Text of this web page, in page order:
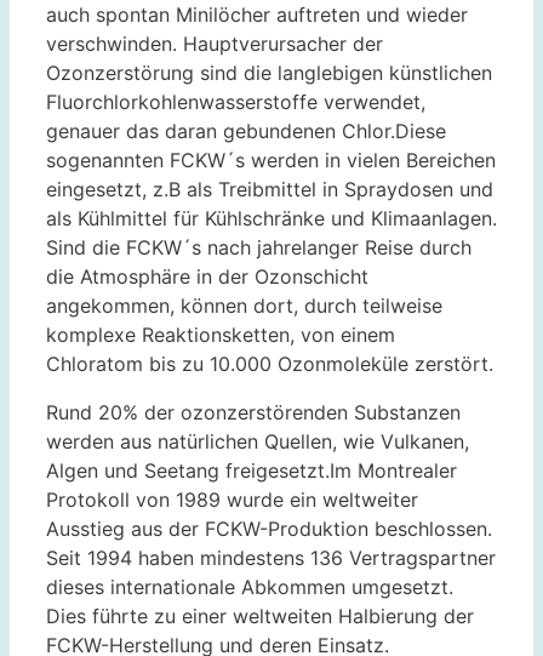
auch spontan Minilöcher auftreten und wieder
verschwinden. Hauptverursacher der
Ozonzerstörung sind die langlebigen künstlichen
Fluorchlorkohlenwasserstoffe verwendet,
genauer das daran gebundenen Chlor.Diese
sogenannten FCKW´s werden in vielen Bereichen
eingesetzt, z.B als Treibmittel in Spraydosen und
als Kühlmittel für Kühlschränke und Klimaanlagen.
Sind die FCKW´s nach jahrelanger Reise durch
die Atmosphäre in der Ozonschicht
angekommen, können dort, durch teilweise
komplexe Reaktionsketten, von einem
Chloratom bis zu 10.000 Ozonmoleküle zerstört.
Rund 20% der ozonzerstörenden Substanzen
werden aus natürlichen Quellen, wie Vulkanen,
Algen und Seetang freigesetzt.Im Montrealer
Protokoll von 1989 wurde ein weltweiter
Ausstieg aus der FCKW-Produktion beschlossen.
Seit 1994 haben mindestens 136 Vertragspartner
dieses internationale Abkommen umgesetzt.
Dies führte zu einer weltweiten Halbierung der
FCKW-Herstellung und deren Einsatz.